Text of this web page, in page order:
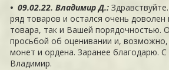
• 09.02.22. Владимир Д.:
ряд товаров и остался очень доволен
товара, так и Вашей порядочностью.
просьбой об оценивании и,
монет и ордена. Заранее благодарю.
Владимир.